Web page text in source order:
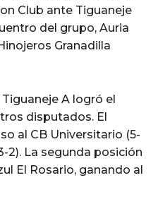
Club ante Tiguaneje
del grupo, Auria
Granadilla
A logró el
disputados. El
al CB Universitario (5-
2). La segunda posición
El Rosario, ganando al